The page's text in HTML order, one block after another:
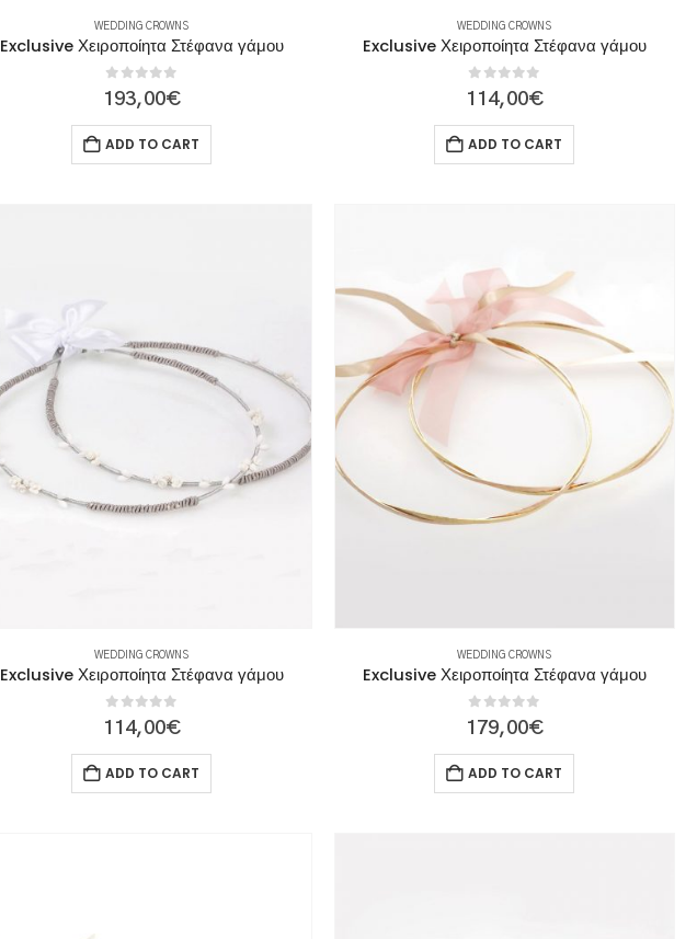
WEDDING CROWNS
Exclusive Χειροποίητα Στέφανα γάμου
0out of 5
193,00€
ADD TO CART
WEDDING CROWNS
Exclusive Χειροποίητα Στέφανα γάμου
0 out of 5
114,00€
ADD TO CART
WEDDING CROWNS
Exclusive Χειροποίητα Στέφανα γάμου
0 out of 5
114,00€
ADD TO CART
WEDDING CROWNS
Exclusive Χειροποίητα Στέφανα γάμου
0out of 5
179,00€
ADD TO CART